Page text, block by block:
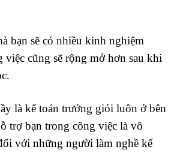
bạn sẽ có nhiều kinh nghiệm
việc cũng sẽ rộng mở hơn sau khi
là kế toán trưởng giỏi luôn ở bên
trợ bạn trong công việc là vô
với những người làm nghề kế